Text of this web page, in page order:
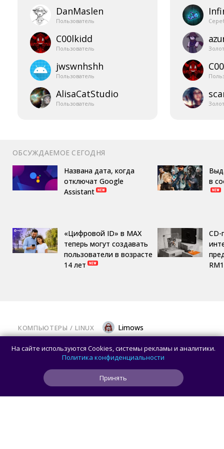
DanMaslen
Пользователь
C00lkidd
Пользователь
jwswnhshh
Пользователь
AlisaCatStudio
Пользователь
ОБСУЖДАЕМОЕ СЕГОДНЯ
Названа дата, когда
отключат Google
Assistant
«Цифровой ID» в MAX
теперь могут создавать
пользователи в возрасте
14 лет
в
CD-
RM1
КОМПЬЮТЕРЫ / LINUX Limows
Вышла библиотека Mesa 26.2.0: крупный
релиз с исправлениями для современных
видеокарт на Linux
На сайте используются Cookies, системы рекламы и аналитики.
Политика конфиденциальности
Принять